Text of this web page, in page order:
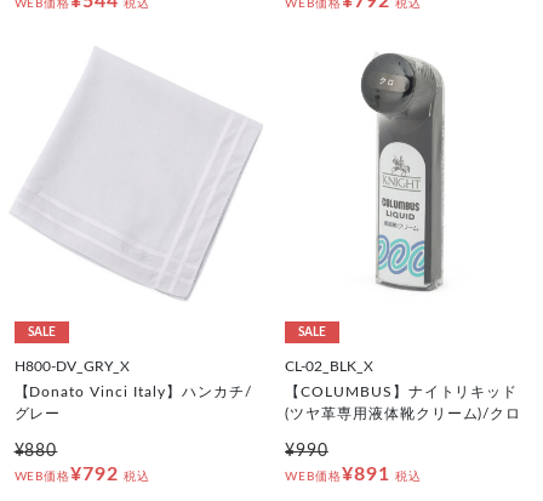
WEB価格 税込 WEB価格 税込
SALE
H800-DV_GRY_X
【Donato Vinci Italy】ハンカチ/
グレー
¥880
WEB価格¥792 税込
SALE
CL-02_BLK_X
【COLUMBUS】ナイトリキッド
(ツヤ革専用液体靴クリーム)/クロ
¥990
WEB価格¥891 税込